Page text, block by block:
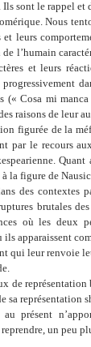
sont le rappel et
Nous
et leurs
l’humain
et leurs
(« Cosa mi
raisons de leur
figurée de la
par le recours
la figure de
des contextes
brutales
où les deux
ils apparaissent
qui leur renvoie
de représentation
sa représentation
présent
reprendre, un peu